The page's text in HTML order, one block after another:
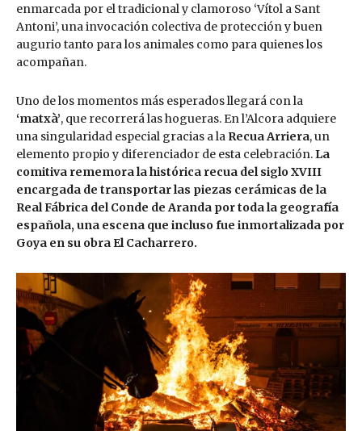
enmarcada por el tradicional y clamoroso ‘Vítol a Sant
Antoni’, una invocación colectiva de protección y buen
augurio tanto para los animales como para quienes los
acompañan.
Uno de los momentos más esperados llegará con la
‘matxà’, que recorrerá las hogueras. En l’Alcora adquiere
una singularidad especial gracias a la Recua Arriera, un
elemento propio y diferenciador de esta celebración. La
comitiva rememora la histórica recua del siglo XVIII
encargada de transportar las piezas cerámicas de la
Real Fábrica del Conde de Aranda por toda la geografía
española, una escena que incluso fue inmortalizada por
Goya en su obra El Cacharrero.